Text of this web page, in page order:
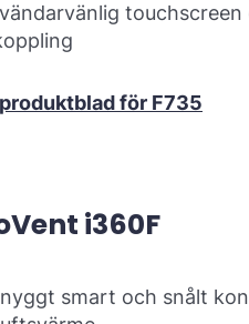
för F735
i360F
smart och snålt